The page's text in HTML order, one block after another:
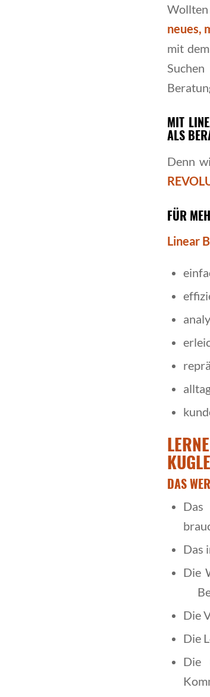
Wollten
neues,
mit
MIT
ALS
Denn
FÜR
Linear B
DAS
Das
Das
Die
Die
Die
Die